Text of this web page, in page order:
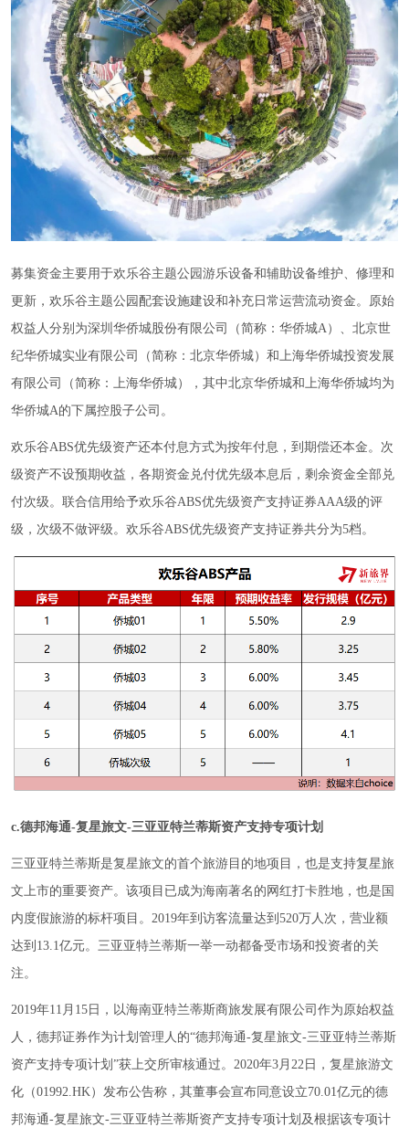
募集资金主要用于欢乐谷主题公园游乐设备和辅助设备维护、修理和
更新，欢乐谷主题公园配套设施建设和补充日常运营流动资金。原始
权益人分别为深圳华侨城股份有限公司（简称：华侨城A）、北京世
纪华侨城实业有限公司（简称：北京华侨城）和上海华侨城投资发展
有限公司（简称：上海华侨城），其中北京华侨城和上海华侨城均为
华侨城A的下属控股子公司。
欢乐谷ABS优先级资产还本付息方式为按年付息，到期偿还本金。次
级资产不设预期收益，各期资金兑付优先级本息后，剩余资金全部兑
付次级。联合信用给予欢乐谷ABS优先级资产支持证券AAA级的评
级，次级不做评级。欢乐谷ABS优先级资产支持证券共分为5档。
c.德邦海通-复星旅文-三亚亚特兰蒂斯资产支持专项计划
三亚亚特兰蒂斯是复星旅文的首个旅游目的地项目，也是支持复星旅
文上市的重要资产。该项目已成为海南著名的网红打卡胜地，也是国
内度假旅游的标杆项目。2019年到访客流量达到520万人次，营业额
达到13.1亿元。三亚亚特兰蒂斯一举一动都备受市场和投资者的关
注。
2019年11月15日，以海南亚特兰蒂斯商旅发展有限公司作为原始权益
人，德邦证券作为计划管理人的“德邦海通-复星旅文-三亚亚特兰蒂斯
资产支持专项计划”获上交所审核通过。2020年3月22日，复星旅游文
化（01992.HK）发布公告称，其董事会宣布同意设立70.01亿元的德
邦海通-复星旅文-三亚亚特兰蒂斯资产支持专项计划及根据该专项计